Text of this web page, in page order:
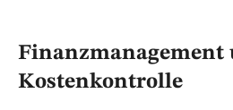
Finanzmanagement
Kostenkontrolle